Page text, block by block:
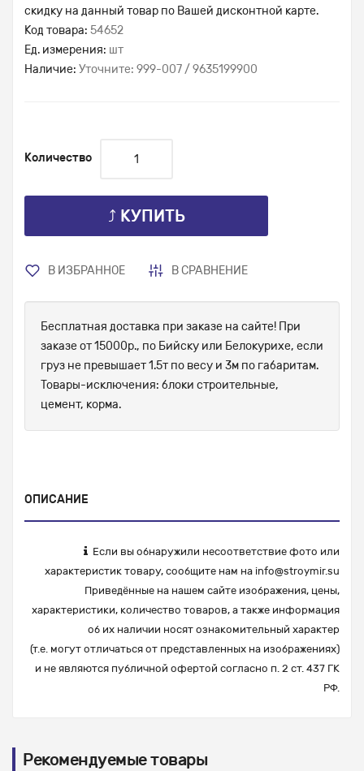
скидку на данный товар по Вашей дисконтной карте.
Код товара: 54652
Ед. измерения: шт
Наличие: Уточните: 999-007 / 9635199900
Количество
⤴ КУПИТЬ
В ИЗБРАННОЕ В СРАВНЕНИЕ
Бесплатная доставка при заказе на сайте! При
заказе от 15000р., по Бийску или Белокурихе, если
груз не превышает 1.5т по весу и 3м по габаритам.
Товары-исключения: блоки строительные,
цемент, корма.
ОПИСАНИЕ
Если вы обнаружили несоответствие фото или
характеристик товару, сообщите нам на info@stroymir.su
Приведённые на нашем сайте изображения, цены,
характеристики, количество товаров, а также информация
об их наличии носят ознакомительный характер
(т.е. могут отличаться от представленных на изображениях)
и не являются публичной офертой согласно п. 2 ст. 437 ГК
РФ.
Рекомендуемые товары